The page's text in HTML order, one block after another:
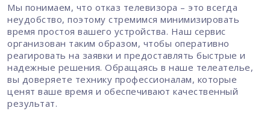
Мы понимаем, что отказ телевизора – это всегда
неудобство, поэтому стремимся минимизировать
время простоя вашего устройства. Наш сервис
организован таким образом, чтобы оперативно
реагировать на заявки и предоставлять быстрые и
надежные решения. Обращаясь в наше телеателье,
вы доверяете технику профессионалам, которые
ценят ваше время и обеспечивают качественный
результат.